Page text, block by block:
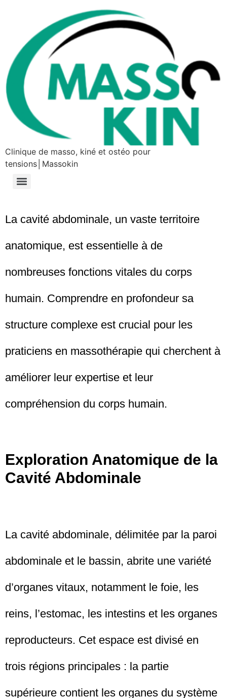
Clinique de masso, kiné et ostéo pour
tensions│Massokin
La cavité abdominale, un vaste territoire
anatomique, est essentielle à de
nombreuses fonctions vitales du corps
humain. Comprendre en profondeur sa
structure complexe est crucial pour les
praticiens en massothérapie qui cherchent à
améliorer leur expertise et leur
compréhension du corps humain.
Exploration Anatomique de la
Cavité Abdominale
La cavité abdominale, délimitée par la paroi
abdominale et le bassin, abrite une variété
d’organes vitaux, notamment le foie, les
reins, l’estomac, les intestins et les organes
reproducteurs. Cet espace est divisé en
trois régions principales : la partie
supérieure contient les organes du système